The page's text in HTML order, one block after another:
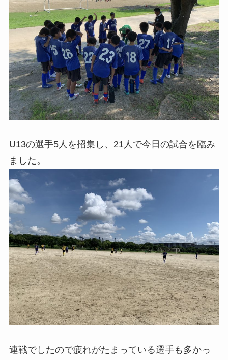
U13の選手5人を招集し、21人で今日の試合を臨み
ました。
連戦でしたので疲れがたまっている選手も多かっ